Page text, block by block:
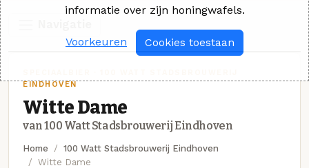
EINDHOVEN
Witte Dame
van 100 Watt Stadsbrouwerij Eindhoven
Home
100 Watt Stadsbrouwerij Eindhoven
Witte Dame
informatie over zijn honingwafels.
Voorkeuren Cookies toestaan